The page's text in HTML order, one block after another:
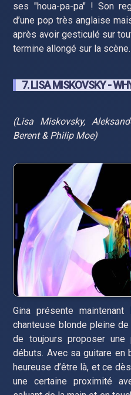
ses "houa-pa-pa" ! Son
d’une pop très anglaise
après avoir gesticulé sur
termine allongé sur la scène.
7. LISA MISKOVSKY -
(Lisa Miskovsky,
Berent & Philip Moe)
Gina présente maintenant
chanteuse blonde pleine
de toujours proposer
débuts. Avec sa guitare en
heureuse d’être là, et ce
une certaine proximité